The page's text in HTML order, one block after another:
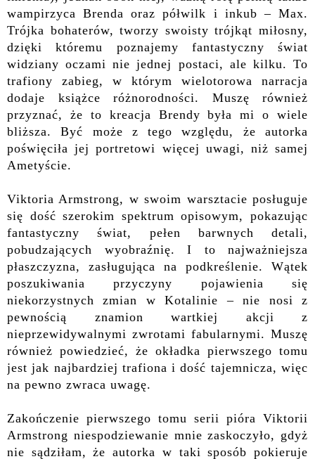
wampirzyca Brenda oraz półwilk i inkub – Max.
Trójka bohaterów, tworzy swoisty trójkąt miłosny,
dzięki któremu poznajemy fantastyczny świat
widziany oczami nie jednej postaci, ale kilku. To
trafiony zabieg, w którym wielotorowa narracja
dodaje książce różnorodności. Muszę również
przyznać, że to kreacja Brendy była mi o wiele
bliższa. Być może z tego względu, że autorka
poświęciła jej portretowi więcej uwagi, niż samej
Ametyście.
Viktoria Armstrong, w swoim warsztacie posługuje
się dość szerokim spektrum opisowym, pokazując
fantastyczny świat, pełen barwnych detali,
pobudzających wyobraźnię. I to najważniejsza
płaszczyzna, zasługująca na podkreślenie. Wątek
poszukiwania przyczyny pojawienia się
niekorzystnych zmian w Kotalinie – nie nosi z
pewnością znamion wartkiej akcji z
nieprzewidywalnymi zwrotami fabularnymi. Muszę
również powiedzieć, że okładka pierwszego tomu
jest jak najbardziej trafiona i dość tajemnicza, więc
na pewno zwraca uwagę.
Zakończenie pierwszego tomu serii pióra Viktorii
Armstrong niespodziewanie mnie zaskoczyło, gdyż
nie sądziłam, że autorka w taki sposób pokieruje